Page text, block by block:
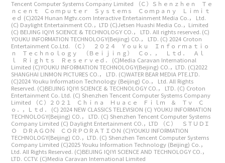
Tencent Computer Systems Company Limited
（Ｃ）Ｓｈｅｎｚｈｅｎ Ｔｅ
ｎｃｅｎｔ Ｃｏｍｐｕｔｅｒ Ｓｙｓｔｅｍｓ Ｃｏｍｐａｎｙ Ｌｉｍｉｔ
ｅｄ (C)2024 Hunan Mgtv.com Interactive Entertainment Media Co.， Ltd.
(C) Daylight Entertainment CO.，LTD (C)Jetsen Huashi Media Co.，Limited
(C) BEIJING IQIYI SCIENCE & TECHNOLOGY CO.， LTD. All rights reserved. (C)
YOUKU INFORMATION TECHNOLOGY(Beijing) CO.， LTD. (C) 2024 Croton
Entertainment Co.Ltd.
（Ｃ） ２０２４ Ｙｏｕｋｕ Ｉｎｆｏｒｍａｔｉｏ
ｎ Ｔｅｃｈｎｏｌｏｇｙ （Ｂｅｉｊｉｎｇ） Ｃｏ．， Ｌｔｄ． Ａｌ
ｌ Ｒｉｇｈｔｓ Ｒｅｓｅｒｖｅｄ． (C)Media Caravan International
Limited (C)YOUKU INFORMATION TECHNOLOGY(Beijing) CO.，LTD. (C)2022
SHANGHAI LINMON PICTURES CO.， LTD. (C)WATER BEAR MEDIA PTE.LTD.
(C)2024 Youku Information Technology (Beijing) Co.， Ltd. All Rights
Reserved. (C)BEIJING IQIYI SCIENCE & TECHNOLOGY CO.， LTD. (C) Croton
Entertainment Co. Ltd. (C) Shenzhen Tencent Computer Systems Company
Limited
（Ｃ）２０２１ Ｃｈｉｎａ Ｈｕａｃｅ Ｆｉｌｍ ＆ Ｔｖ Ｃ
ｏ．，Ｌｔｄ． (C) 2024 NEW CLASSICS TELEVISION (C) YOUKU INFORMATION
TECHNOLOGY(Beijing) CO.， LTD. (C) Shenzhen Tencent Computer Systems
Company Limited (C) Daylight Entertainment CO.，LTD
（Ｃ） ＳＴＵＤＩ
Ｏ ＤＲＡＧＯＮ ＣＯＲＰＯＲＡＴＩＯＮ (C)YOUKU INFORMATION
TECHNOLOGY(Beijing) CO.，LTD. (C) Shenzhen Tencent Computer Systems
Company Limited (C)2025 Youku Information Technology (Beijing) Co.，
Ltd. All Rights Reserved. (C)BEIJING IQIYI SCIENCE AND TECHNOLOGY CO.，
LTD. CCTV. (C)Media Caravan International Limited